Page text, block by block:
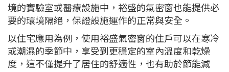
境的實驗室或醫療設施中，裕盛的氣密窗也能提供必
要的環境隔絕，保證設施運作的正常與安全。
以住宅應用為例，使用裕盛氣密窗的住戶可以在寒冷
或潮濕的季節中，享受到更穩定的室內溫度和乾燥
度，這不僅提升了居住的舒適性，也有助於節能減